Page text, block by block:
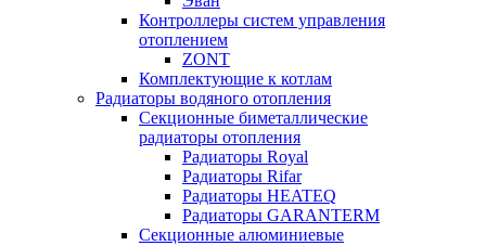
Контроллеры систем управления
отоплением
ZONT
Комплектующие к котлам
Радиаторы водяного отопления
Секционные биметаллические
радиаторы отопления
Радиаторы Royal
Радиаторы Rifar
Радиаторы HEATEQ
Радиаторы GARANTERM
Секционные алюминиевые